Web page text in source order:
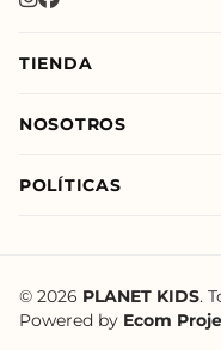
TIENDA
Niño
NOSOTROS
Nuestras Tiendas
POLÍTICAS
Política de Tratamiento
Términos y Condiciones
© 2026 PLANET KIDS.
Powered by Ecom